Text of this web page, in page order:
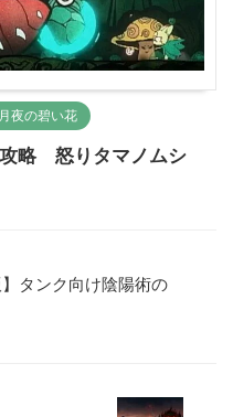
夜の碧い花
攻略 怒りタマノムシ
タンク向け陰陽術の